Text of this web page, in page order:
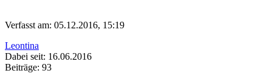
Verfasst am: 05.12.2016, 15:19
Leontina
Dabei seit: 16.06.2016
Beiträge: 93